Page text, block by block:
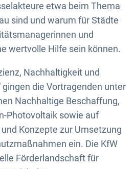
etwa beim Thema
sind und warum für Städte
und
wertvolle Hilfe sein können.
Nachhaltigkeit und
gingen die Vortragenden unter
Nachhaltige Beschaffung,
Photovoltaik sowie auf
Konzepte zur Umsetzung
ein. Die KfW
Förderlandschaft für